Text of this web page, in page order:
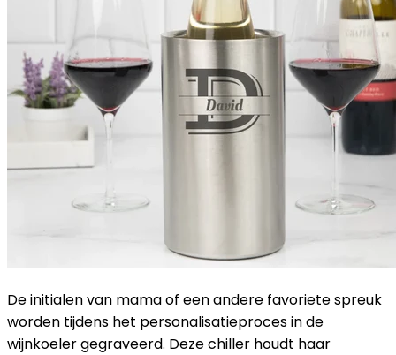
De initialen van mama of een andere favoriete spreuk
worden tijdens het personalisatieproces in de
wijnkoeler gegraveerd. Deze chiller houdt haar